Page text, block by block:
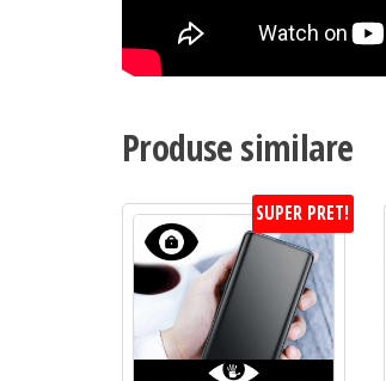
Produse similare
SUPER PRET!